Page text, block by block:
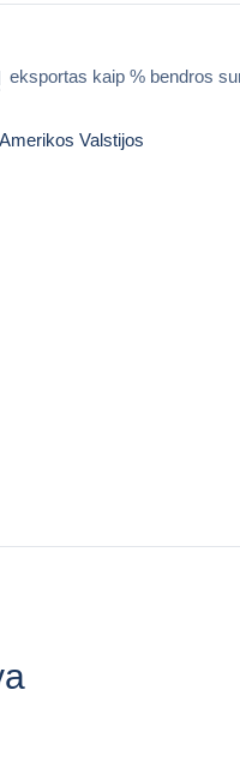
eksportas kaip % bendros
Valstijos